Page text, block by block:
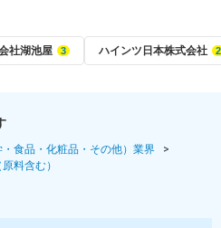
社湖池屋 ハインツ日本株式会社
食品・化粧品・その他）業界
料含む）